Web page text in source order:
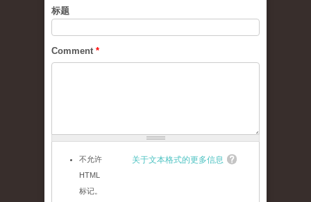
标题
Comment *
关于文本格式的更多信息
不允许
HTML
标记。